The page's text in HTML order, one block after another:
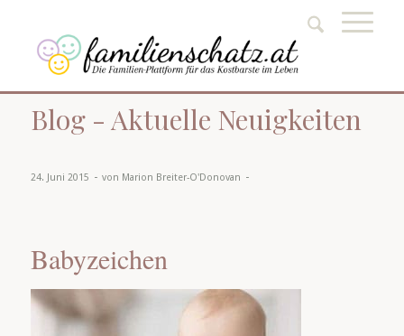
Blog - Aktuelle Neuigkeiten
24. Juni 2015 - von Marion Breiter-O'Donovan -
Babyzeichen